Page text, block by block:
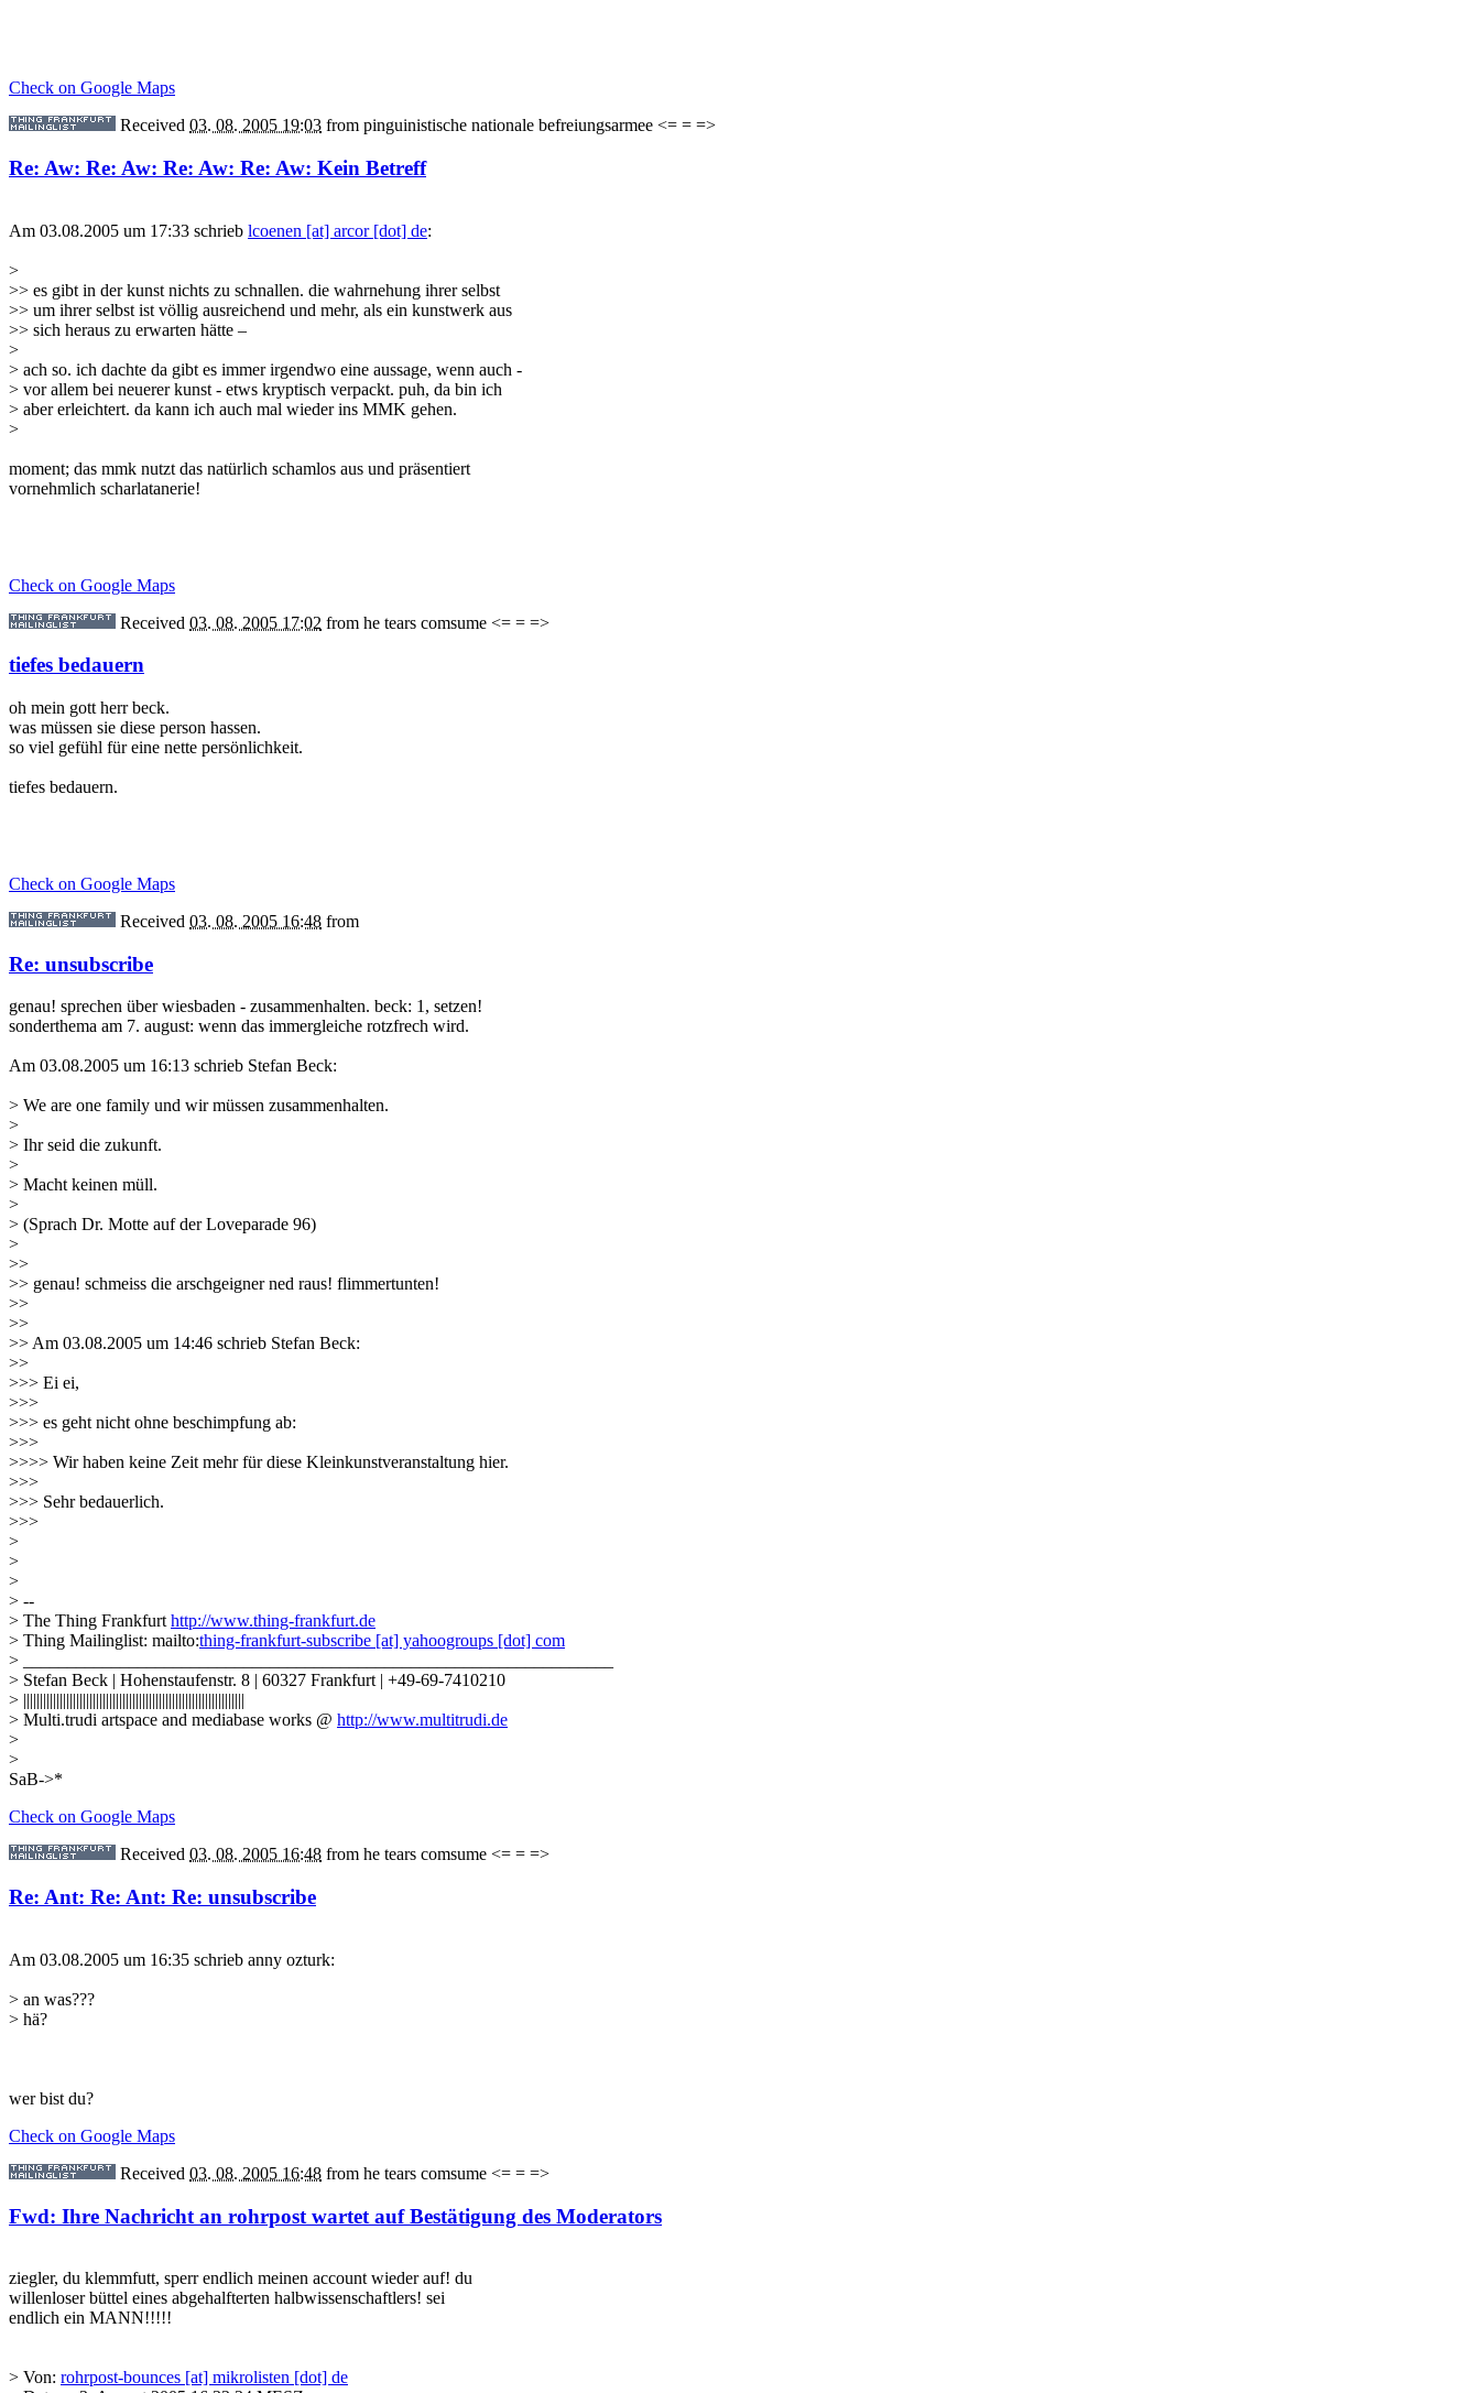
Check on Google Maps
Received 03. 08. 2005 19:03 from pinguinistische nationale befreiungsarmee <= = =>
Re: Aw: Re: Aw: Re: Aw: Re: Aw: Kein Betreff
Am 03.08.2005 um 17:33 schrieb lcoenen [at] arcor [dot] de:
>
>> es gibt in der kunst nichts zu schnallen. die wahrnehung ihrer selbst
>> um ihrer selbst ist völlig ausreichend und mehr, als ein kunstwerk aus
>> sich heraus zu erwarten hätte –
>
> ach so. ich dachte da gibt es immer irgendwo eine aussage, wenn auch -
> vor allem bei neuerer kunst - etws kryptisch verpackt. puh, da bin ich
> aber erleichtert. da kann ich auch mal wieder ins MMK gehen.
>
moment; das mmk nutzt das natürlich schamlos aus und präsentiert
vornehmlich scharlatanerie!
Check on Google Maps
Received 03. 08. 2005 17:02 from he tears comsume <= = =>
tiefes bedauern
oh mein gott herr beck.
was müssen sie diese person hassen.
so viel gefühl für eine nette persönlichkeit.
tiefes bedauern.
Check on Google Maps
Received 03. 08. 2005 16:48 from
Re: unsubscribe
genau! sprechen über wiesbaden - zusammenhalten. beck: 1, setzen!
sonderthema am 7. august: wenn das immergleiche rotzfrech wird.
Am 03.08.2005 um 16:13 schrieb Stefan Beck:
> We are one family und wir müssen zusammenhalten.
>
> Ihr seid die zukunft.
>
> Macht keinen müll.
>
> (Sprach Dr. Motte auf der Loveparade 96)
>
>>
>> genau! schmeiss die arschgeigner ned raus! flimmertunten!
>>
>>
>> Am 03.08.2005 um 14:46 schrieb Stefan Beck:
>>
>>> Ei ei,
>>>
>>> es geht nicht ohne beschimpfung ab:
>>>
>>>> Wir haben keine Zeit mehr für diese Kleinkunstveranstaltung hier.
>>>
>>> Sehr bedauerlich.
>>>
>
>
>
> --
> The Thing Frankfurthttp://www.thing-frankfurt.de
> Thing Mailinglist: mailto:thing-frankfurt-subscribe [at] yahoogroups [dot] com
> ___________________________________________________________________
> Stefan Beck | Hohenstaufenstr. 8 | 60327 Frankfurt | +49-69-7410210
> |||||||||||||||||||||||||||||||||||||||||||||||||||||||||||||||||||
> Multi.trudi artspace and mediabase works @ http://www.multitrudi.de
>
>
SaB->*
Check on Google Maps
Received 03. 08. 2005 16:48 from he tears comsume <= = =>
Re: Ant: Re: Ant: Re: unsubscribe
Am 03.08.2005 um 16:35 schrieb anny ozturk:
> an was???
> hä?
wer bist du?
Check on Google Maps
Received 03. 08. 2005 16:48 from he tears comsume <= = =>
Fwd: Ihre Nachricht an rohrpost wartet auf Bestätigung des Moderators
ziegler, du klemmfutt, sperr endlich meinen account wieder auf! du
willenloser büttel eines abgehalfterten halbwissenschaftlers! sei
endlich ein MANN!!!!!
> Von: rohrpost-bounces [at] mikrolisten [dot] de